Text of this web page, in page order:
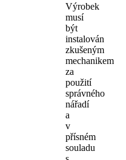
Výrobek
musí
být
instalován
zkušeným
mechanikem
za
použití
správného
nářadí
a
v
přísném
souladu